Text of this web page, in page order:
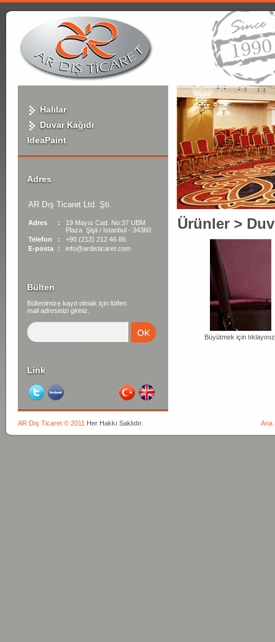
Halılar
Duvar Kağıdı
IdeaPaint
Ürünler >
Büyütmek için
Adres
AR Dış Ticaret Ltd. Şti.
Adres :
19 Mayıs Cad. No:37 UBM
Plaza Şişli / İstanbul - 34360
Telefon
:
+90 (212) 212 46 86
E-posta
: info@ardisticaret.com
Bülten
Bültenimize kayıt olmak için lütfen
mail adresinizi giriniz.
Link
AR Dış Ticaret © 2011 Her Hakkı Saklıdır. Ana